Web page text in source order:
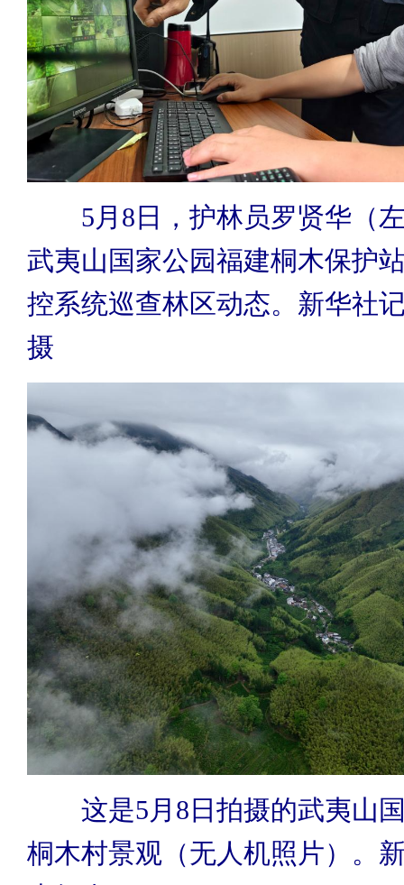
5月8日，护林员罗贤华（左
武夷山国家公园福建桐木保护
控系统巡查林区动态。新华社
摄
这是5月8日拍摄的武夷山国
桐木村景观（无人机照片）。